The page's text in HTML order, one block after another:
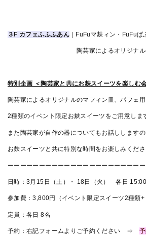
３F カフェふふふあん｜ FuFuマ麸ィン・FuFuぱ
陶芸家によるオリジナルの器
特別企画 ＜陶芸家と共にお麸スイーツを楽しむ
陶芸家によるオリジナルのマフィン皿、パフェ
2種類のイベント限定お麸スイーツをご用意しま
また陶芸家が自作の器についてもお話ししますの
お麸スイーツと共に特別な時間をお楽しみくださ
ーーーーーーーーーーーーーーーーーーーーー
日時：3月15日（土）・ 18日（火） 各日
参加費：3,800円（イベント限定スイーツ2種類+
定員：各日 8名
予約：右記フォームよりご予約ください ⇒